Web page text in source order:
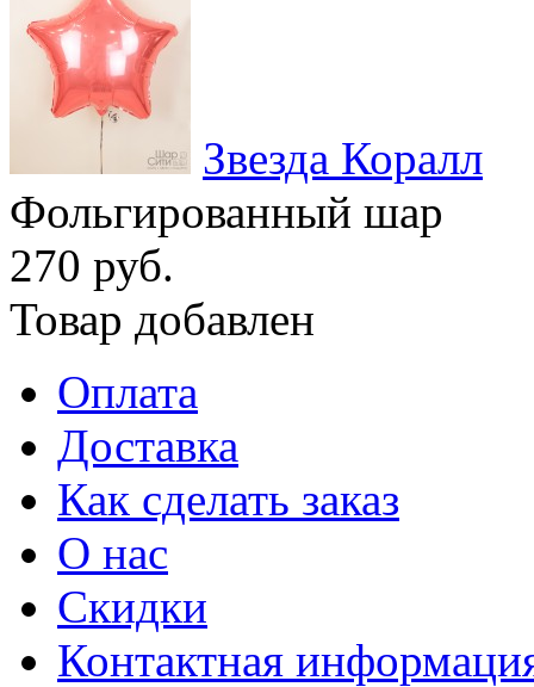
Звезда Коралл
Фольгированный шар
270 руб.
Товар добавлен
Оплата
Доставка
Как сделать заказ
О нас
Скидки
Контактная